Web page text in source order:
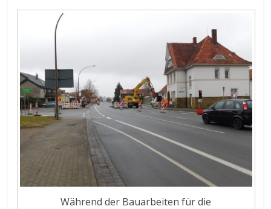
Während der Bauarbeiten für die